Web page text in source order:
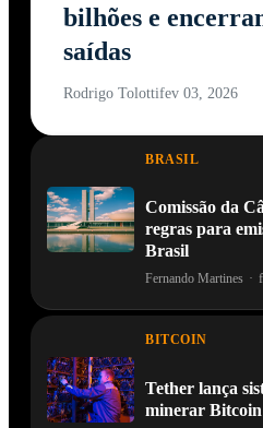
bilhões e
saídas
Rodrigo Tolottifev 03, 2026
BRASIL
Comissão da
regras para
Brasil
Fernando Martines ·
BITCOIN
Tether lança
minerar Bitcoin